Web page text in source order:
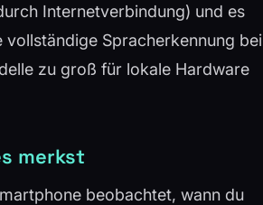
Internetverbindung) und es
vollständige Spracherkennung bei
zu groß für lokale Hardware
merkst
beobachtet, wann du